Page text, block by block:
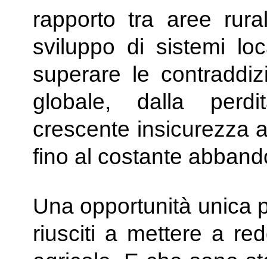
rapporto tra aree
sviluppo di sistemi
superare le
globale, dalla
crescente insicurezza
fino al costante
Una opportunità unica
riusciti a mettere a